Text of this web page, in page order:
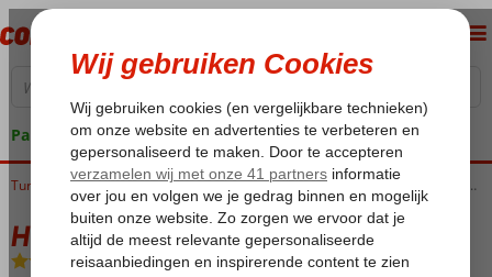
Pakketgarantie
Home
Turkije Egeische kust Marmaris Marmaris-Centrum Hawaii Hotel By Yunus
Hawaii Hotel By Yunus
All Inclusive- Hotel